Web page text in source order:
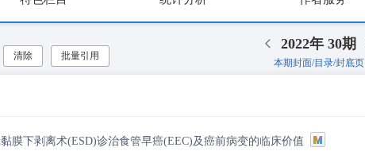
清除 批量引用
2022年 30期
本期封面/目录/封底页
膜下剥离术(ESD)诊治食管早癌(EEC)及癌前病变的临床价值